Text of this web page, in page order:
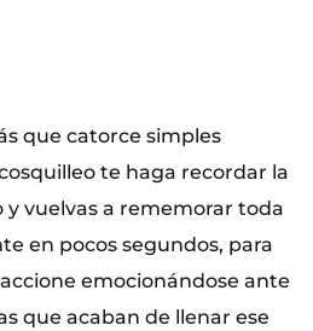
que catorce simples
te haga recordar la
vuelvas a rememorar toda
en pocos segundos, para
emocionándose ante
que acaban de llenar ese